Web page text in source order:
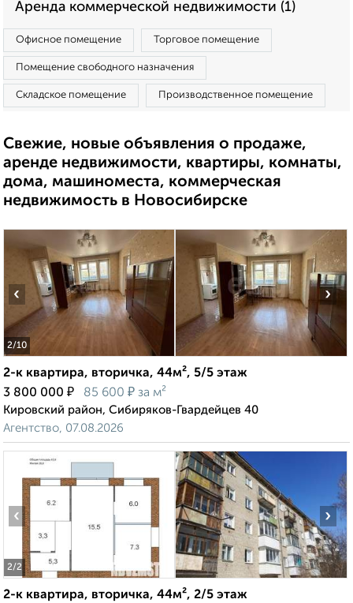
Аренда коммерческой недвижимости (1)
Офисное помещение Торговое помещение
Помещение свободного назначения
Складское помещение Производственное помещение
Свежие, новые объявления о продаже,
аренде недвижимости, квартиры, комнаты,
дома, машиноместа, коммерческая
недвижимость в Новосибирске
2/10
‹ ›
2-к квартира, вторичка, 44м², 5/5 этаж
3 800 000 ₽ 85 600 ₽ за м²
Кировский район, Сибиряков-Гвардейцев 40
Агентство, 07.08.2026
2/2
‹ ›
2-к квартира, вторичка, 44м², 2/5 этаж